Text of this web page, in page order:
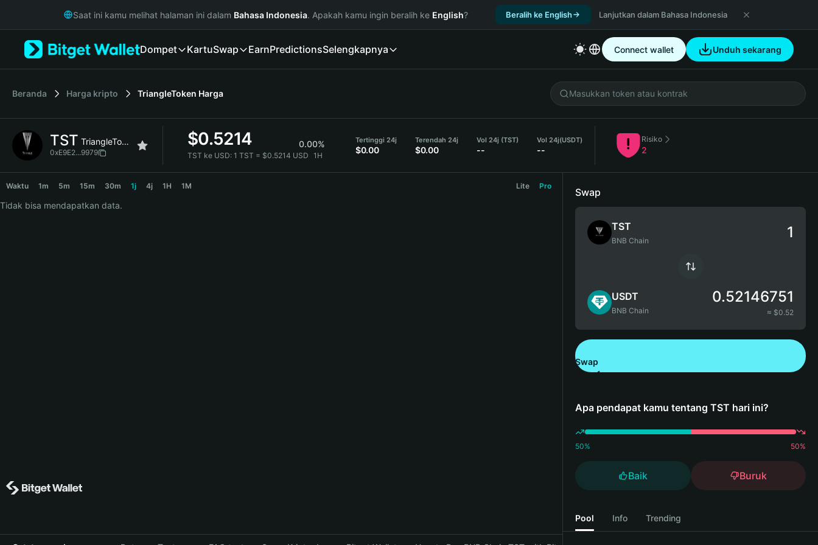
Русский
Italiano
简体中文
繁體中文
Bahasa Indonesia
हिन्दी
Saat ini kamu melihat halaman ini dalam Bahasa Indonesia. Apakah kamu ingin beralih ke English? Beralih ke English Lanjutkan dalam Bahasa Indonesia
Dompet KartuSwap EarnPredictionsSelengkapnya Connect wallet Unduh sekarang
Beranda Harga kripto TriangleToken Harga
TST TriangleToken
0xE9E2...9979
$0.5214 0.00%
TST ke USD: 1 TST = $0.5214 USD 1H
Tertinggi 24j
$0.00
Terendah 24j
$0.00
Vol 24j (TST)
--
Vol 24j(USDT)
--
Risiko
2
Waktu 1m 5m 15m 30m 1j 4j 1H 1M Lite Pro
Tidak bisa mendapatkan data.
Swap
TST
BNB Chain
USDT
BNB Chain
0.52146751
≈ $0.52
Swap
Apa pendapat kamu tentang TST hari ini?
50% 50%
Baik Buruk
Pool Info Trending